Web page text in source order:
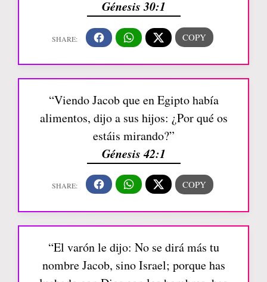
Génesis 30:1
“Viendo Jacob que en Egipto había
alimentos, dijo a sus hijos: ¿Por qué os
estáis mirando?”
Génesis 42:1
“El varón le dijo: No se dirá más tu
nombre Jacob, sino Israel; porque has